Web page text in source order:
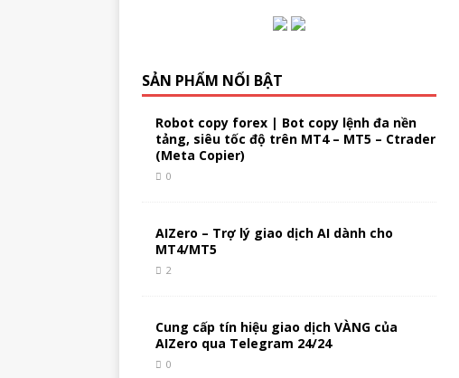
SẢN PHẨM NỔI BẬT
Robot copy forex | Bot copy lệnh đa nền
tảng, siêu tốc độ trên MT4 – MT5 – Ctrader
(Meta Copier)
0
AIZero – Trợ lý giao dịch AI dành cho
MT4/MT5
2
Cung cấp tín hiệu giao dịch VÀNG của
AIZero qua Telegram 24/24
0